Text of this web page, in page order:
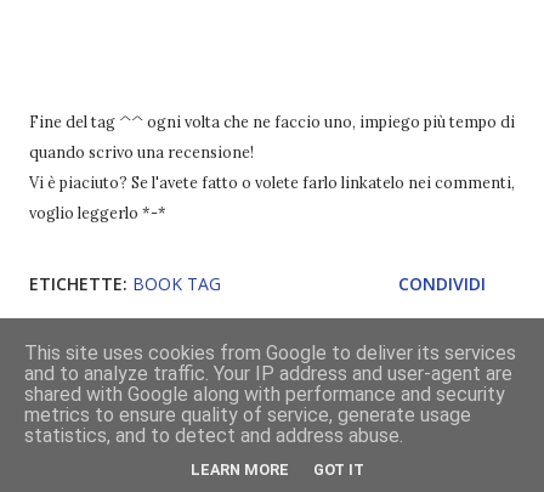
Fine del tag ^^ ogni volta che ne faccio uno, impiego più tempo di
quando scrivo una recensione!
Vi è piaciuto? Se l'avete fatto o volete farlo linkatelo nei commenti,
voglio leggerlo *-*
ETICHETTE: BOOK TAG CONDIVIDI
Commenti
15 gennaio 2014 alle ore 17:13
This site uses cookies from Google to deliver its services
and to analyze traffic. Your IP address and user-agent are
shared with Google along with performance and security
metrics to ensure quality of service, generate usage
statistics, and to detect and address abuse.
LEARN MORE GOT IT